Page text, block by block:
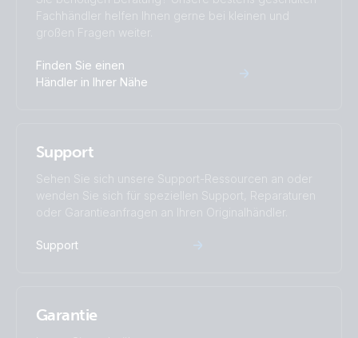
Fachhändler helfen Ihnen gerne bei kleinen und
großen Fragen weiter.
Finden Sie einen
Händler in Ihrer Nähe
Support
Sehen Sie sich unsere Support-Ressourcen an oder
wenden Sie sich für speziellen Support, Reparaturen
oder Garantieanfragen an Ihren Originalhändler.
Support
Garantie